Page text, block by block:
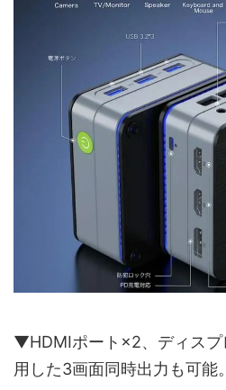
▼HDMIポート×2、ディスプ
用した3画面同時出力も可能。